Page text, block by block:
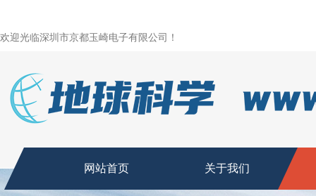
欢迎光临深圳市京都玉崎电子有限公司！
网站首页 关于我们